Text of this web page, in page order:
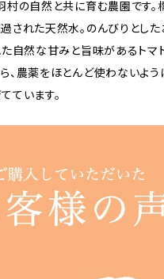
村の自然と共に育む農園です
された天然水。のんびりとし
た自然な甘みと旨味があるトマ
、農薬をほとんど使わないよう
ています。